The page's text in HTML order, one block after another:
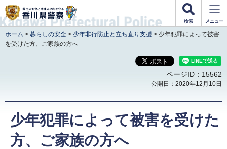
香川県警察
検索 メニュー
ホーム > 暮らしの安全 > 少年非行防止と立ち直り支援 > 少年犯罪によって被害
を受けた方、ご家族の方へ
ページID：15562
公開日：2020年12月10日
少年犯罪によって被害を受けた
方、ご家族の方へ